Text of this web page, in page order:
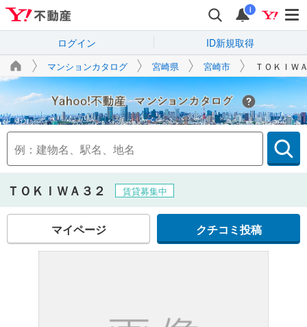
i
ログイン ID新規取得
マンションカタログ 宮崎県 宮崎市 ＴＯＫＩＷ
Yahoo!不動産
ＴＯＫＩＷＡ３２ 賃貸募集中
マイページ クチコミ投稿